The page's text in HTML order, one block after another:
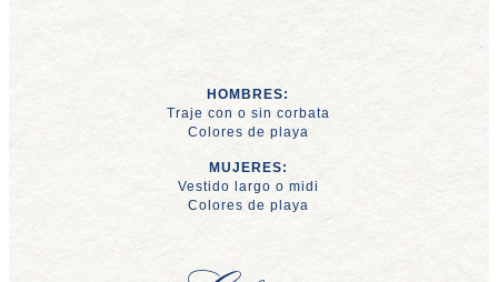
HOMBRES:
Traje con o sin corbata
Colores de playa
MUJERES:
Vestido largo o midi
Colores de playa